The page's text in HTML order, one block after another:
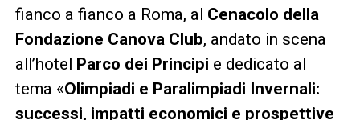
fianco a fianco a Roma, al Cenacolo della
Fondazione Canova Club, andato in scena
all’hotel Parco dei Principi e dedicato al
tema «Olimpiadi e Paralimpiadi Invernali:
successi, impatti economici e prospettive